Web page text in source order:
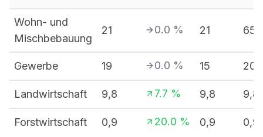
Wohn- und
Mischbebauung
21 0.0 % 21 65
Gewerbe 19 0.0 % 15 20
Landwirtschaft 9,8 7.7 % 9,8 9,8
Forstwirtschaft 0,9 20.0 % 0,9 0,9